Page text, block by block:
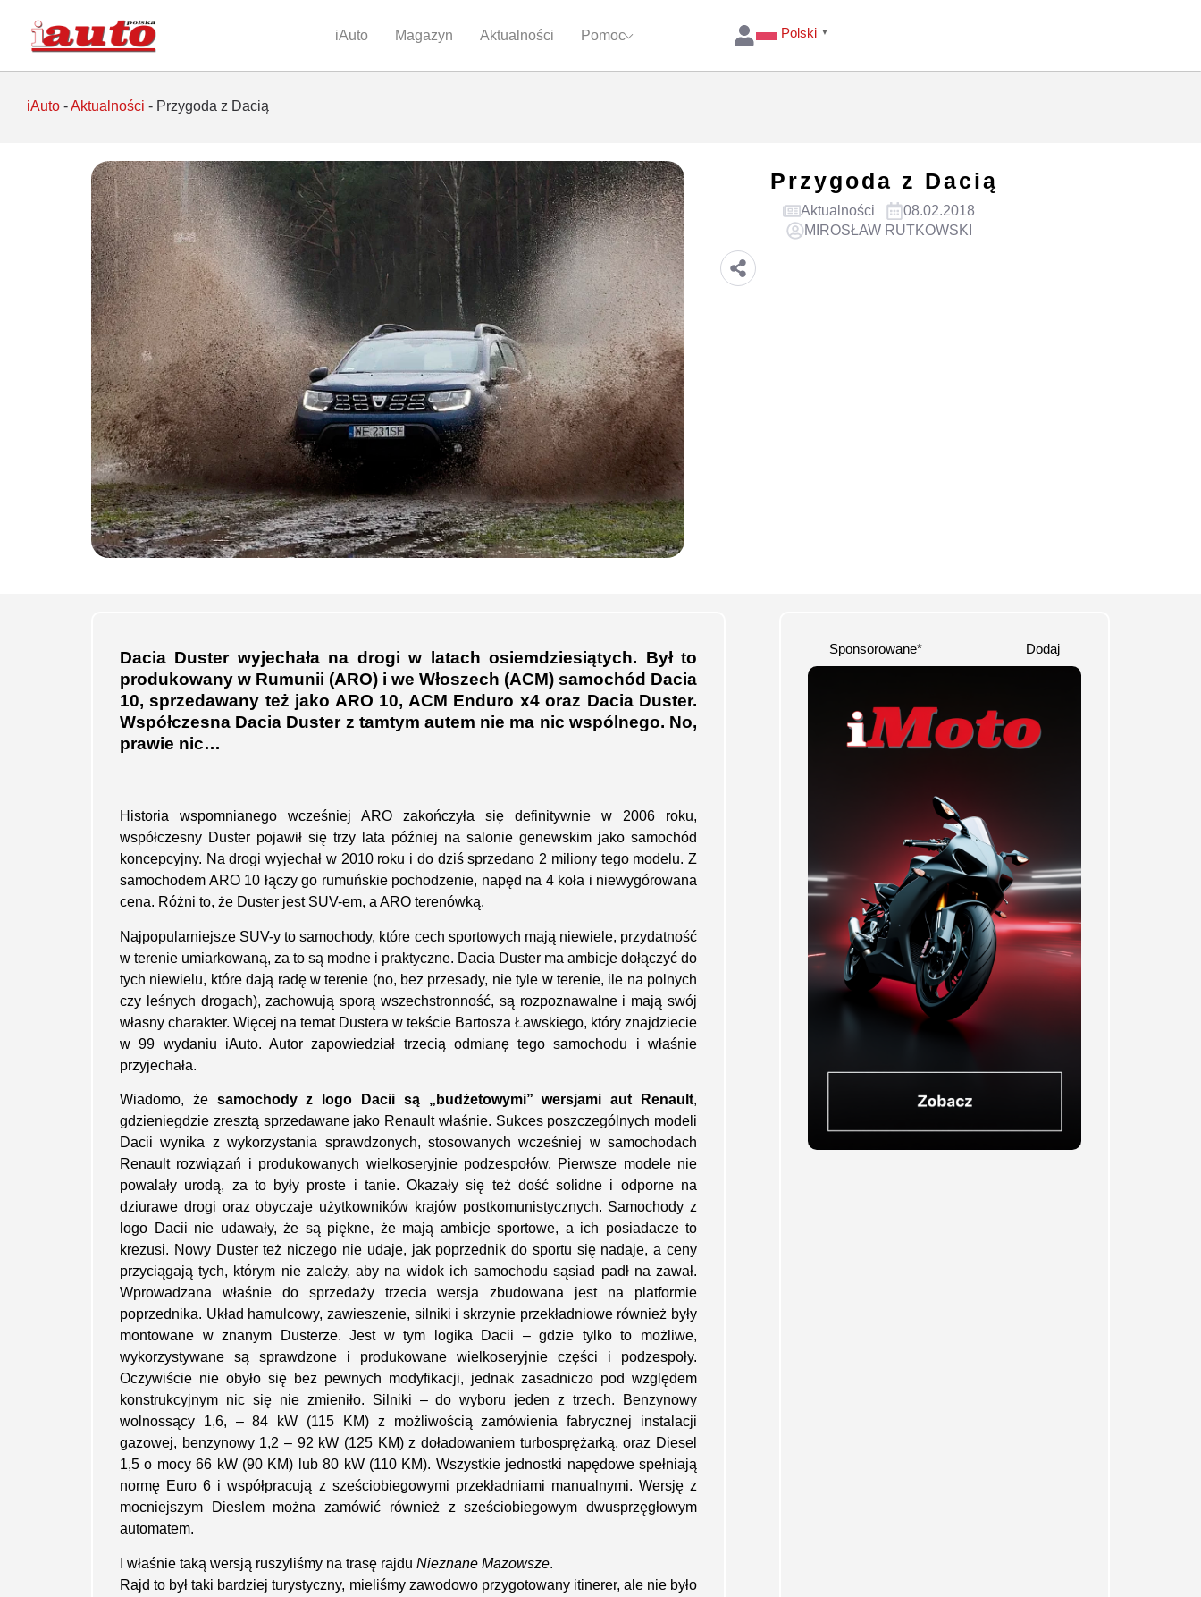
iAuto Magazyn Aktualności Pomoc Polski ▼
iAuto -Aktualności - Przygoda z Dacią
Przygoda z Dacią
Aktualności
08.02.2018
MIROSŁAW RUTKOWSKI
Dacia Duster wyjechała na drogi w latach osiemdziesiątych. Był to
produkowany w Rumunii (ARO) i we Włoszech (ACM) samochód Dacia
10, sprzedawany też jako ARO 10, ACM Enduro x4 oraz Dacia Duster.
Współczesna Dacia Duster z tamtym autem nie ma nic wspólnego. No,
prawie nic…
Historia wspomnianego wcześniej ARO zakończyła się definitywnie w 2006 roku,
współczesny Duster pojawił się trzy lata później na salonie genewskim jako samochód
koncepcyjny. Na drogi wyjechał w 2010 roku i do dziś sprzedano 2 miliony tego modelu. Z
samochodem ARO 10 łączy go rumuńskie pochodzenie, napęd na 4 koła i niewygórowana
cena. Różni to, że Duster jest SUV-em, a ARO terenówką.
Najpopularniejsze SUV-y to samochody, które cech sportowych mają niewiele, przydatność
w terenie umiarkowaną, za to są modne i praktyczne. Dacia Duster ma ambicje dołączyć do
tych niewielu, które dają radę w terenie (no, bez przesady, nie tyle w terenie, ile na polnych
czy leśnych drogach), zachowują sporą wszechstronność, są rozpoznawalne i mają swój
własny charakter. Więcej na temat Dustera w tekście Bartosza Ławskiego, który znajdziecie
w 99 wydaniu iAuto. Autor zapowiedział trzecią odmianę tego samochodu i właśnie
przyjechała.
Wiadomo, że samochody z logo Dacii są „budżetowymi” wersjami aut Renault,
gdzieniegdzie zresztą sprzedawane jako Renault właśnie. Sukces poszczególnych modeli
Dacii wynika z wykorzystania sprawdzonych, stosowanych wcześniej w samochodach
Renault rozwiązań i produkowanych wielkoseryjnie podzespołów. Pierwsze modele nie
powalały urodą, za to były proste i tanie. Okazały się też dość solidne i odporne na
dziurawe drogi oraz obyczaje użytkowników krajów postkomunistycznych. Samochody z
logo Dacii nie udawały, że są piękne, że mają ambicje sportowe, a ich posiadacze to
krezusi. Nowy Duster też niczego nie udaje, jak poprzednik do sportu się nadaje, a ceny
przyciągają tych, którym nie zależy, aby na widok ich samochodu sąsiad padł na zawał.
Wprowadzana właśnie do sprzedaży trzecia wersja zbudowana jest na platformie
poprzednika. Układ hamulcowy, zawieszenie, silniki i skrzynie przekładniowe również były
montowane w znanym Dusterze. Jest w tym logika Dacii – gdzie tylko to możliwe,
wykorzystywane są sprawdzone i produkowane wielkoseryjnie części i podzespoły.
Oczywiście nie obyło się bez pewnych modyfikacji, jednak zasadniczo pod względem
konstrukcyjnym nic się nie zmieniło. Silniki – do wyboru jeden z trzech. Benzynowy
wolnossący 1,6, – 84 kW (115 KM) z możliwością zamówienia fabrycznej instalacji
gazowej, benzynowy 1,2 – 92 kW (125 KM) z doładowaniem turbosprężarką, oraz Diesel
1,5 o mocy 66 kW (90 KM) lub 80 kW (110 KM). Wszystkie jednostki napędowe spełniają
normę Euro 6 i współpracują z sześciobiegowymi przekładniami manualnymi. Wersję z
mocniejszym Dieslem można zamówić również z sześciobiegowym dwusprzęgłowym
automatem.
I właśnie taką wersją ruszyliśmy na trasę rajdu Nieznane Mazowsze.
Rajd to był taki bardziej turystyczny, mieliśmy zawodowo przygotowany itinerer, ale nie było
Sponsorowane* Dodaj